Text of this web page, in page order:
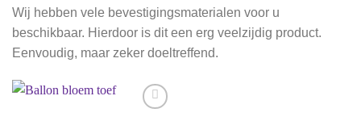
Wij hebben vele bevestigingsmaterialen voor u
beschikbaar. Hierdoor is dit een erg veelzijdig product.
Eenvoudig, maar zeker doeltreffend.